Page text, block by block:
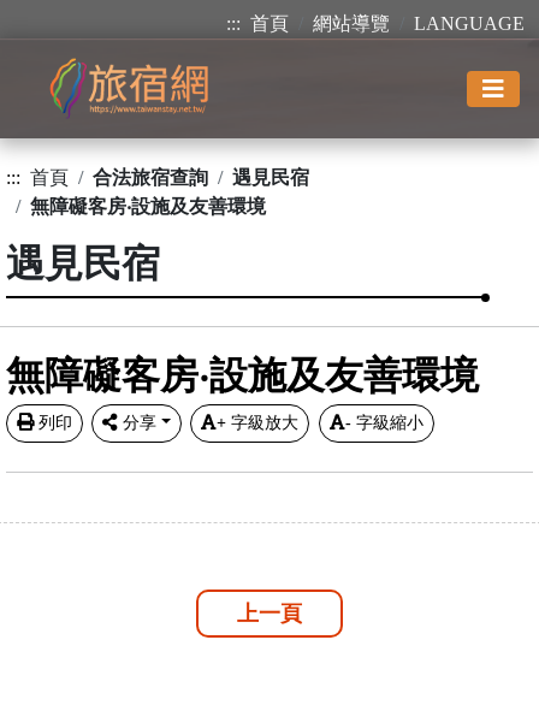
::: 首頁 網站導覽 LANGUAGE
::: 首頁 合法旅宿查詢
遇見民宿
無障礙客房‧設施及友善環境
遇見民宿
無障礙客房‧設施及友善環境
列印 分享 + 字級放大 - 字級縮小
上一頁